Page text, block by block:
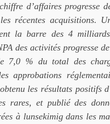
d’affaires progresse
récentes acquisitions.
la barre des 4
des activités progresse
7,0 % du total des
approbations
les résultats positifs
rares, et publié des
à lunsekimig dans les